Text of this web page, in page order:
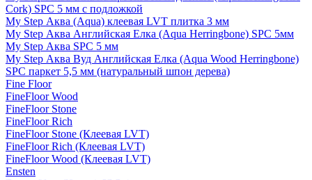
Cork) SPC 5 мм с подложкой
My Step Аква (Aqua) клеевая LVT плитка 3 мм
My Step Аква Английская Елка (Aqua Herringbone) SPC 5мм
My Step Аква SPC 5 мм
My Step Аква Вуд Английская Елка (Aqua Wood Herringbone)
SPC паркет 5,5 мм (натуральный шпон дерева)
Fine Floor
FineFloor Wood
FineFloor Stone
FineFloor Rich
FineFloor Stone (Клеевая LVT)
FineFloor Rich (Клеевая LVT)
FineFloor Wood (Клеевая LVT)
Ensten